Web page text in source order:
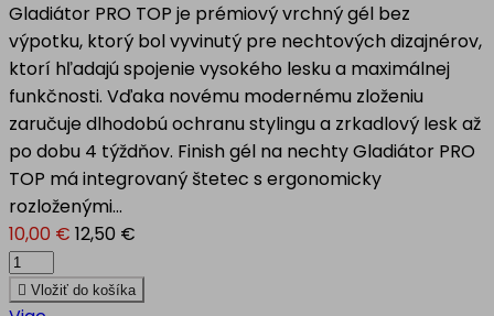
Gladiátor PRO TOP je prémiový vrchný gél bez
výpotku, ktorý bol vyvinutý pre nechtových dizajnérov,
ktorí hľadajú spojenie vysokého lesku a maximálnej
funkčnosti. Vďaka novému modernému zloženiu
zaručuje dlhodobú ochranu stylingu a zrkadlový lesk až
po dobu 4 týždňov. Finish gél na nechty Gladiátor PRO
TOP má integrovaný štetec s ergonomicky
rozloženými...
10,00 € 12,50 €
 Vložiť do košíka